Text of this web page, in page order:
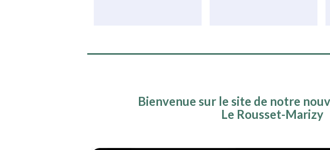
Bienvenue sur le site de notre
Le Rousset-Marizy